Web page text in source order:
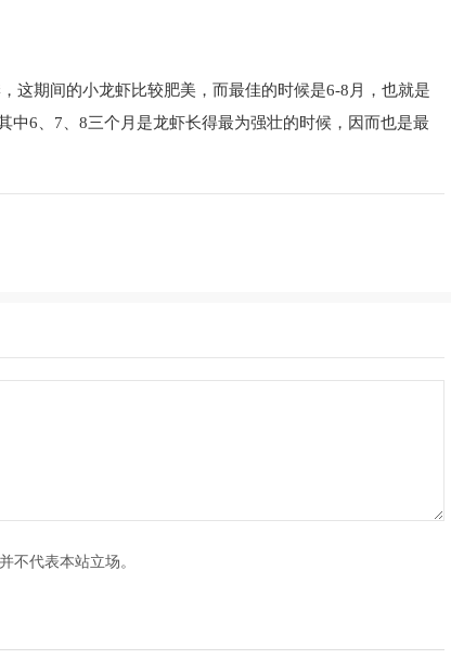
这期间的小龙虾比较肥美，而最佳的时候是6-8月，也就是
中6、7、8三个月是龙虾长得最为强壮的时候，因而也是最
不代表本站立场。